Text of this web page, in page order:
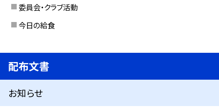
委員会・クラブ活動
今日の給食
配布文書
お知らせ